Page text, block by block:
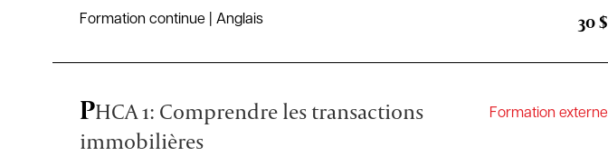
Formation continue | Anglais 30 $
PHCA 1: Comprendre les transactions
immobilières
Formation externe